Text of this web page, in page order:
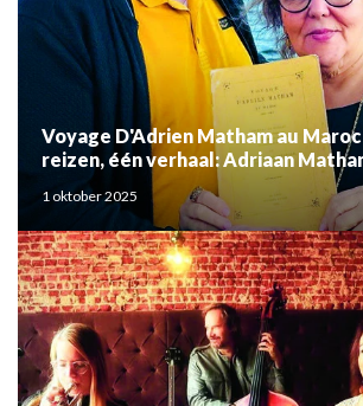
Voyage D'Adrien Matham au Maroc
reizen, één verhaal: Adriaan
Mouden
1 oktober 2025